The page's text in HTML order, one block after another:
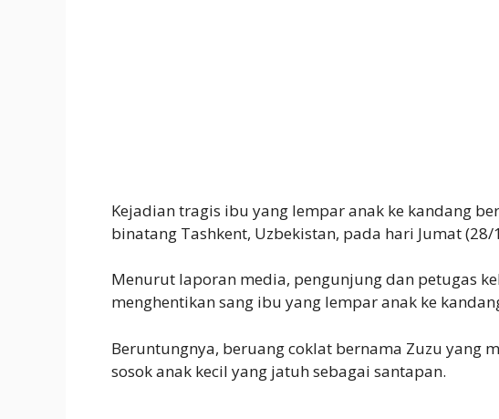
Kejadian tragis ibu yang lempar anak ke kandang
binatang Tashkent, Uzbekistan, pada hari Jumat (28/
Menurut laporan media, pengunjung dan petugas
menghentikan sang ibu yang lempar anak ke
Beruntungnya, beruang coklat bernama Zuzu yang
sosok anak kecil yang jatuh sebagai santapan.